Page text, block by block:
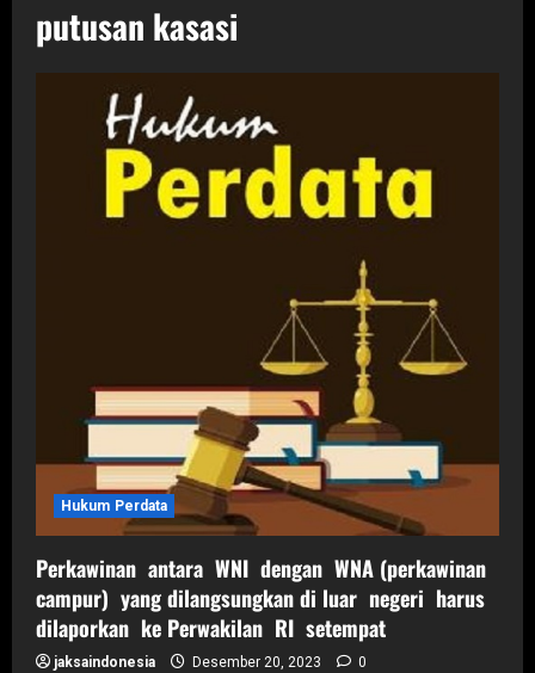
putusan kasasi
Hukum Perdata
Perkawinan antara WNI dengan WNA (perkawinan
campur) yang dilangsungkan di luar negeri harus
dilaporkan ke Perwakilan RI setempat
jaksaindonesia Desember 20, 2023 0